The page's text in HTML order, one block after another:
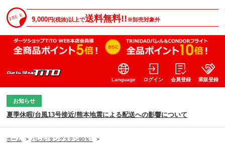
9,000円(税抜)以上で送料無料!!※卸売対象外
Language ログイン 会員登録 業販登録
お知らせ
夏季休暇/台風13号接近/熊本地震による配送への影響について
ホーム > バレル（タングステン90％）
>